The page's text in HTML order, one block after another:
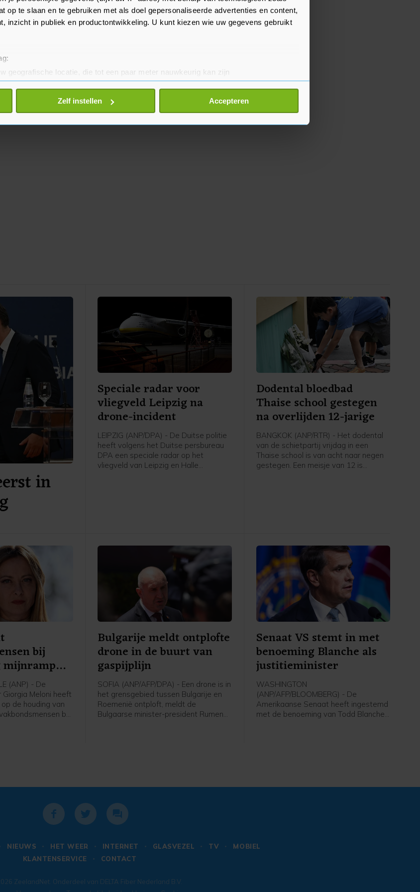
op te slaan en te gebruiken met als doel gepersonaliseerde advertenties en content,
inzicht in publiek en productontwikkeling. U kunt kiezen wie uw gegevens gebruikt
geografische locatie, die tot een paar meter nauwkeurig kan zijn
het actief te scannen op specifieke eigenschappen (fingerprinting)
worden verwerkt en stel uw voorkeuren in het
detailgedeelte
intrekken in de Cookieverklaring.
Zelf instellen Accepteren
in
Speciale radar voor
vliegveld Leipzig na
drone-incident
LEIPZIG (ANP/DPA) - De Duitse politie
heeft volgens het Duitse persbureau
DPA een speciale radar op het
vliegveld van Leipzig en Halle
Dodental bloedbad
Thaise school gestegen
na overlijden 12-jarige
BANGKOK (ANP/RTR) - Het dodental
van de schietpartij vrijdag in een
Thaise school is van acht naar negen
gestegen. Een meisje van 12 is
bij
(ANP) - De
Meloni heeft
de houding van
bij
Bulgarije meldt ontplofte
drone in de buurt van
gaspijplijn
SOFIA (ANP/AFP/DPA) - Een drone is in
het grensgebied tussen Bulgarije en
Roemenië ontploft, meldt de
Bulgaarse minister-president Rumen
Senaat VS stemt in met
benoeming Blanche als
justitieminister
WASHINGTON
(ANP/AFP/BLOOMBERG) - De
Amerikaanse Senaat heeft ingestemd
met de benoeming van Todd Blanche
NIEUWS HET WEER INTERNET GLASVEZEL TV
MOBIEL
KLANTENSERVICE
CONTACT
ZeelandNet . Onderdeel van DELTA Fiber Nederland B.V.